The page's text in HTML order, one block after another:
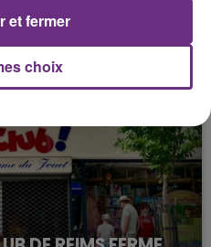
DE CHOOZ
que la centrale
à l'arrêt. Une situation
choix
et fermer